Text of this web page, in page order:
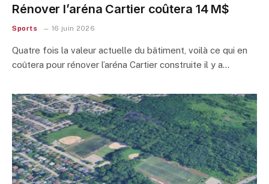
Rénover l’aréna Cartier coûtera 14 M$
Sports 16 juin 2026
Quatre fois la valeur actuelle du bâtiment, voilà ce qui en
coûtera pour rénover l’aréna Cartier construite il y a…